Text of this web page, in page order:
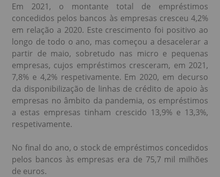
Em 2021, o montante total de empréstimos
concedidos pelos bancos às empresas cresceu 4,2%
em relação a 2020. Este crescimento foi positivo ao
longo de todo o ano, mas começou a desacelerar a
partir de maio, sobretudo nas micro e pequenas
empresas, cujos empréstimos cresceram, em 2021,
7,8% e 4,2% respetivamente. Em 2020, em decurso
da disponibilização de linhas de crédito de apoio às
empresas no âmbito da pandemia, os empréstimos
a estas empresas tinham crescido 13,9% e 13,3%,
respetivamente.
No final do ano, o stock de empréstimos concedidos
pelos bancos às empresas era de 75,7 mil milhões
de euros.